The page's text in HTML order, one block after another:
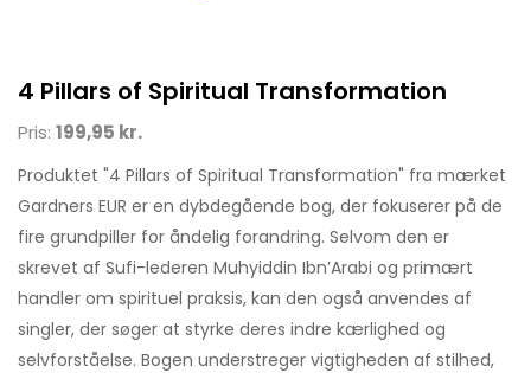
4 Pillars of Spiritual Transformation
Pris: 199,95 kr.
Produktet "4 Pillars of Spiritual Transformation" fra mærket
Gardners EUR er en dybdegående bog, der fokuserer på de
fire grundpiller for åndelig forandring. Selvom den er
skrevet af Sufi-lederen Muhyiddin Ibn’Arabi og primært
handler om spirituel praksis, kan den også anvendes af
singler, der søger at styrke deres indre kærlighed og
selvforståelse. Bogen understreger vigtigheden af stilhed,